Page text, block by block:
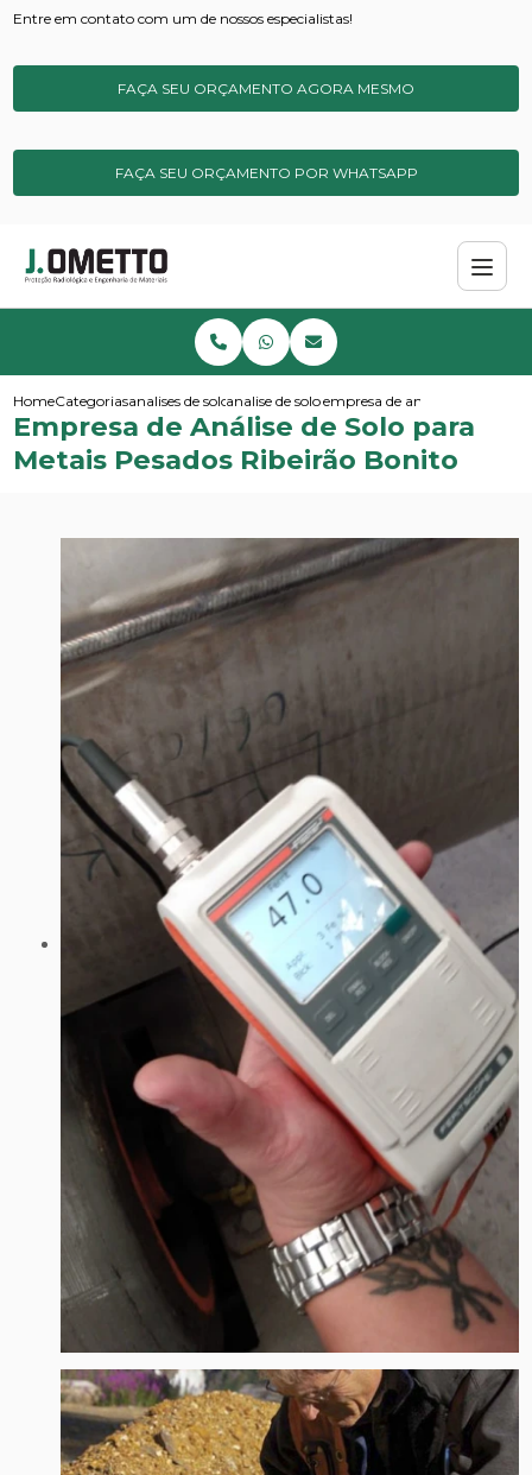
Entre em contato com um de nossos especialistas!
FAÇA SEU ORÇAMENTO AGORA MESMO
FAÇA SEU ORÇAMENTO POR WHATSAPP
HomeCategoriasanalises de solos e sedimentosanalise de solo micronutrientes
empresa de analise de solo
Empresa de Análise de Solo para
Metais Pesados Ribeirão Bonito